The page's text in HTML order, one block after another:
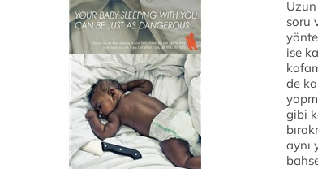
soru
ise
de
gibi
aynı